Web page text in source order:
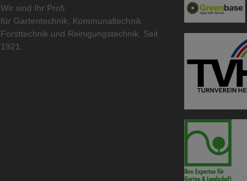
Wir sind Ihr Profi
für Gartentechnik
Kommunaltechnik
Forsttechnik und Reinigungstechnik . Seit
1921.